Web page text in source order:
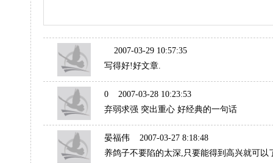
2007-03-29 10:57:35
写得好!好文章.
0 2007-03-28 10:23:53
弃弱求强 突出重心 好经典的一句话
晏福伟 2007-03-27 8:18:48
养鸽子不要陷的太深,只要能得到高兴就可